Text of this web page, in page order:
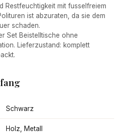
Restfeuchtigkeit mit fusselfreiem
ist abzuraten, da sie dem
schaden.
Set Beistelltische ohne
Lieferzustand: komplett
Schwarz
Holz, Metall